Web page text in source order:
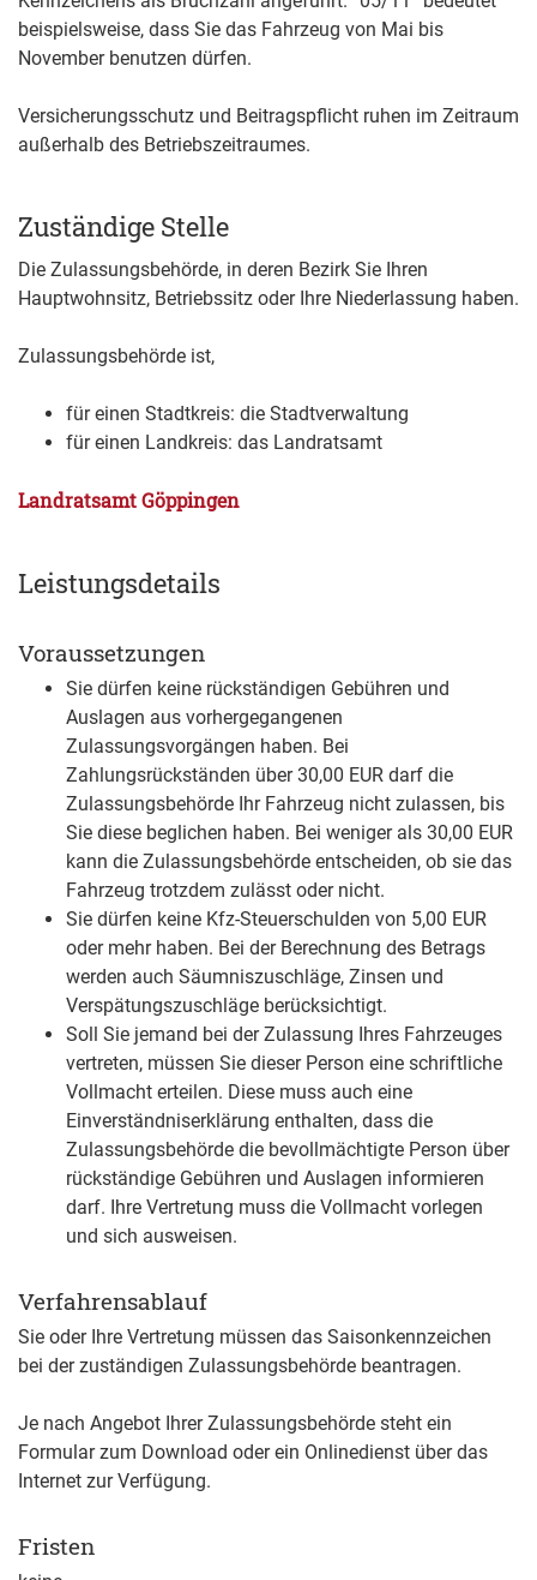
beispielsweise, dass Sie das Fahrzeug von Mai bis
November benutzen dürfen.
Versicherungsschutz und Beitragspflicht ruhen im Zeitraum
außerhalb des Betriebszeitraumes.
Zuständige Stelle
Die Zulassungsbehörde, in deren Bezirk Sie Ihren
Hauptwohnsitz, Betriebssitz oder Ihre Niederlassung haben.
Zulassungsbehörde ist,
für einen Stadtkreis: die Stadtverwaltung
für einen Landkreis: das Landratsamt
Landratsamt Göppingen
Leistungsdetails
Voraussetzungen
Sie dürfen keine rückständigen Gebühren und
Auslagen aus vorhergegangenen
Zulassungsvorgängen haben. Bei
Zahlungsrückständen über 30,00 EUR darf die
Zulassungsbehörde Ihr Fahrzeug nicht zulassen, bis
Sie diese beglichen haben. Bei weniger als 30,00 EUR
kann die Zulassungsbehörde entscheiden, ob sie das
Fahrzeug trotzdem zulässt oder nicht.
Sie dürfen keine Kfz-Steuerschulden von 5,00 EUR
oder mehr haben. Bei der Berechnung des Betrags
werden auch Säumniszuschläge, Zinsen und
Verspätungszuschläge berücksichtigt.
Soll Sie jemand bei der Zulassung Ihres Fahrzeuges
vertreten, müssen Sie dieser Person eine schriftliche
Vollmacht erteilen. Diese muss auch eine
Einverständniserklärung enthalten, dass die
Zulassungsbehörde die bevollmächtigte Person über
rückständige Gebühren und Auslagen informieren
darf. Ihre Vertretung muss die Vollmacht vorlegen
und sich ausweisen.
Verfahrensablauf
Sie oder Ihre Vertretung müssen das Saisonkennzeichen
bei der zuständigen Zulassungsbehörde beantragen.
Je nach Angebot Ihrer Zulassungsbehörde steht ein
Formular zum Download oder ein Onlinedienst über das
Internet zur Verfügung.
Fristen